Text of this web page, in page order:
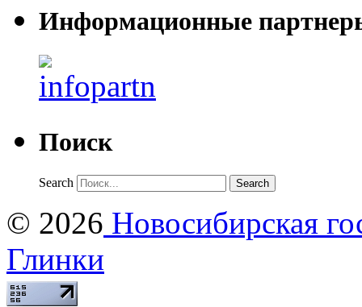
Информационные
Поиск
Search
© 2026 Новосибирская
Глинки